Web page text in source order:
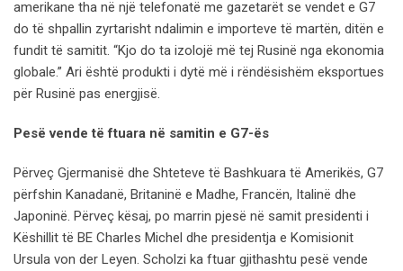
amerikane tha në një telefonatë me gazetarët se vendet e G7
do të shpallin zyrtarisht ndalimin e importeve të martën, ditën e
fundit të samitit. “Kjo do ta izolojë më tej Rusinë nga ekonomia
globale.” Ari është produkti i dytë më i rëndësishëm eksportues
për Rusinë pas energjisë.
Pesë vende të ftuara në samitin e G7-ës
Përveç Gjermanisë dhe Shteteve të Bashkuara të Amerikës, G7
përfshin Kanadanë, Britaninë e Madhe, Francën, Italinë dhe
Japoninë. Përveç kësaj, po marrin pjesë në samit presidenti i
Këshillit të BE Charles Michel dhe presidentja e Komisionit
Ursula von der Leyen. Scholzi ka ftuar gjithashtu pesë vende